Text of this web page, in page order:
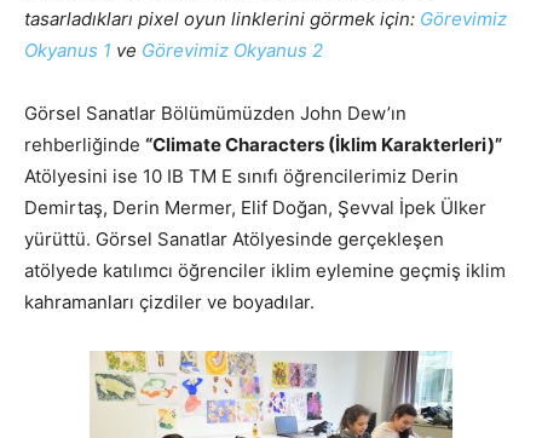
tasarladıkları pixel oyun linklerini görmek için: Görevimiz
Okyanus 1 ve Görevimiz Okyanus 2
Görsel Sanatlar Bölümümüzden John Dew’ın
rehberliğinde “Climate Characters (İklim Karakterleri)”
Atölyesini ise 10 IB TM E sınıfı öğrencilerimiz Derin
Demirtaş, Derin Mermer, Elif Doğan, Şevval İpek Ülker
yürüttü. Görsel Sanatlar Atölyesinde gerçekleşen
atölyede katılımcı öğrenciler iklim eylemine geçmiş iklim
kahramanları çizdiler ve boyadılar.